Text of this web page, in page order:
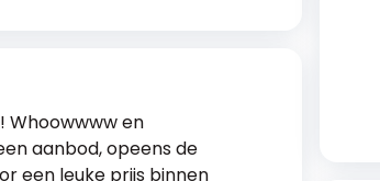
Whoowwww en
aanbod, opeens de
een leuke prijs binnen